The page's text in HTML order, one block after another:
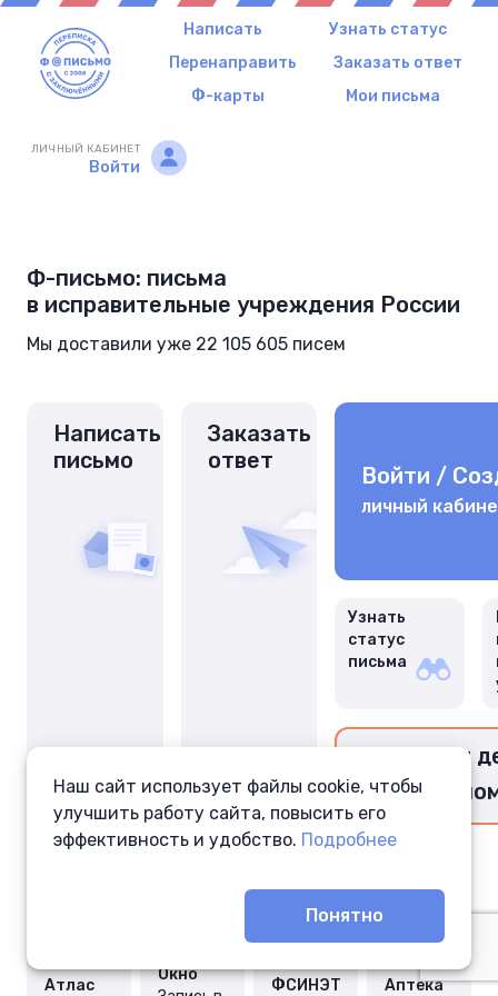
Написать
Узнать статус
Перенаправить
Заказать ответ
Ф-карты
Мои письма
ЛИЧНЫЙ КАБИНЕТ
Войти
Ф-письмо: письма
в исправительные учреждения России
Мы доставили уже 22 105 605 писем
Написать
письмо
Заказать
ответ
Войти /
личный
Узнать
статус
письма
Перевести
Атлас
Окно
ФСИНЭТ Аптека
Наш сайт использует файлы cookie, чтобы
улучшить работу сайта, повысить его
эффективность и удобство. Подробнее
Понятно